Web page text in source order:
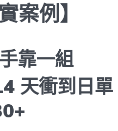
案例】
靠一組
天衝到日單